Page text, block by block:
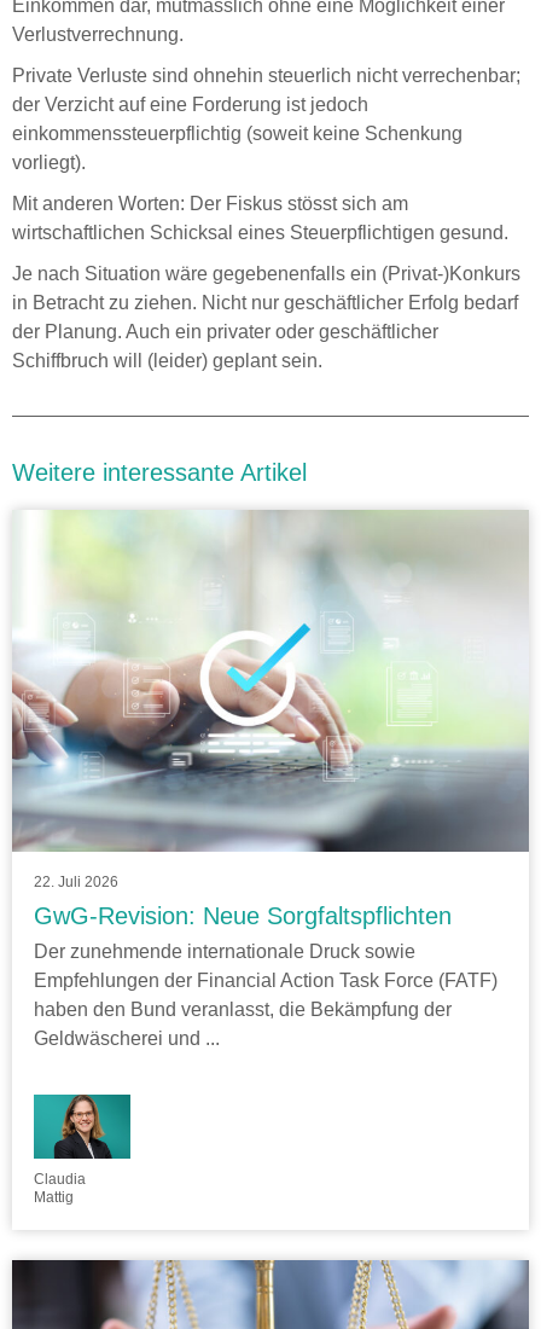
Einkommen dar, mutmasslich ohne eine Möglichkeit einer
Verlustverrechnung.
Private Verluste sind ohnehin steuerlich nicht verrechenbar;
der Verzicht auf eine Forderung ist jedoch
einkommenssteuerpflichtig (soweit keine Schenkung
vorliegt).
Mit anderen Worten: Der Fiskus stösst sich am
wirtschaftlichen Schicksal eines Steuerpflichtigen gesund.
Je nach Situation wäre gegebenenfalls ein (Privat-)Konkurs
in Betracht zu ziehen. Nicht nur geschäftlicher Erfolg bedarf
der Planung. Auch ein privater oder geschäftlicher
Schiffbruch will (leider) geplant sein.
Weitere interessante Artikel
22. Juli 2026
GwG-Revision: Neue Sorgfaltspflichten
Der zunehmende internationale Druck sowie
Empfehlungen der Financial Action Task Force (FATF)
haben den Bund veranlasst, die Bekämpfung der
Geldwäscherei und ...
Claudia
Mattig